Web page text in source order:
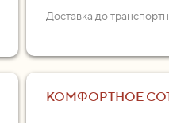
Доставка до
КОМФОРТНОЕ